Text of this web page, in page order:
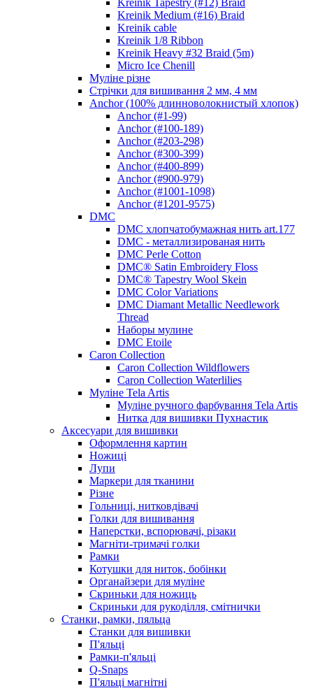
Kreinik Medium (#16) Braid
Kreinik cable
Kreinik 1/8 Ribbon
Kreinik Heavy #32 Braid (5m)
Micro Ice Chenill
Муліне різне
Стрічки для вишивання 2 мм, 4 мм
Anchor (100% длинноволокнистый хлопок)
Anchor (#1-99)
Anchor (#100-189)
Anchor (#203-298)
Anchor (#300-399)
Anchor (#400-899)
Anchor (#900-979)
Anchor (#1001-1098)
Anchor (#1201-9575)
DMC
DMC хлопчатобумажная нить art.177
DMC - металлизированая нить
DMC Perle Cotton
DMC® Satin Embroidery Floss
DMC® Tapestry Wool Skein
DMC Color Variations
DMC Diamant Metallic Needlework
Thread
Наборы мулине
DMC Etoile
Caron Collection
Caron Collection Wildflowers
Caron Collection Waterlilies
Муліне Tela Artis
Муліне ручного фарбування Tela Artis
Нитка для вишивки Пухнастик
Аксесуари для вишивки
Оформлення картин
Ножиці
Лупи
Маркери для тканини
Різне
Гольниці, нитковдівачі
Голки для вишивання
Наперстки, вспорювачі, різаки
Магніти-тримачі голки
Рамки
Котушки для ниток, бобінки
Органайзери для муліне
Скриньки для ножиць
Скриньки для рукоділля, смітнички
Станки, рамки, пяльца
Станки для вишивки
П'яльці
Рамки-п'яльці
Q-Snaps
П'яльці магнітні